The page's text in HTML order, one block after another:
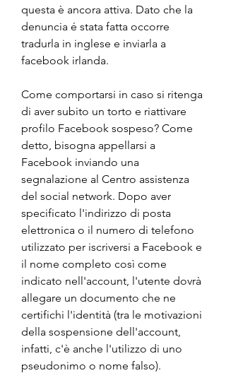
questa è ancora attiva. Dato che la
denuncia é stata fatta occorre
tradurla in inglese e inviarla a
facebook irlanda.
Come comportarsi in caso si ritenga
di aver subito un torto e riattivare
profilo Facebook sospeso? Come
detto, bisogna appellarsi a
Facebook inviando una
segnalazione al Centro assistenza
del social network. Dopo aver
specificato l'indirizzo di posta
elettronica o il numero di telefono
utilizzato per iscriversi a Facebook e
il nome completo così come
indicato nell'account, l'utente dovrà
allegare un documento che ne
certifichi l'identità (tra le motivazioni
della sospensione dell'account,
infatti, c'è anche l'utilizzo di uno
pseudonimo o nome falso).